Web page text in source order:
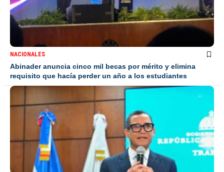
NACIONALES
Abinader anuncia cinco mil becas por mérito y elimina
requisito que hacía perder un año a los estudiantes